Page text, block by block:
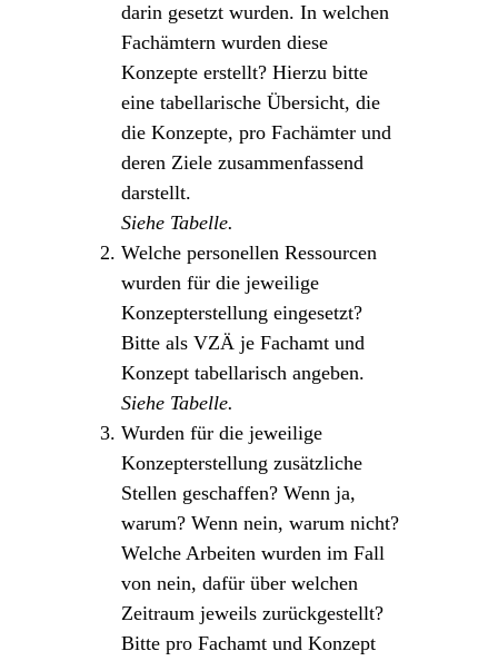
darin gesetzt wurden. In welchen
Fachämtern wurden diese
Konzepte erstellt? Hierzu bitte
eine tabellarische Übersicht, die
die Konzepte, pro Fachämter und
deren Ziele zusammenfassend
darstellt.
Siehe Tabelle.
Welche personellen Ressourcen
wurden für die jeweilige
Konzepterstellung eingesetzt?
Bitte als VZÄ je Fachamt und
Konzept tabellarisch angeben.
Siehe Tabelle.
Wurden für die jeweilige
Konzepterstellung zusätzliche
Stellen geschaffen? Wenn ja,
warum? Wenn nein, warum nicht?
Welche Arbeiten wurden im Fall
von nein, dafür über welchen
Zeitraum jeweils zurückgestellt?
Bitte pro Fachamt und Konzept